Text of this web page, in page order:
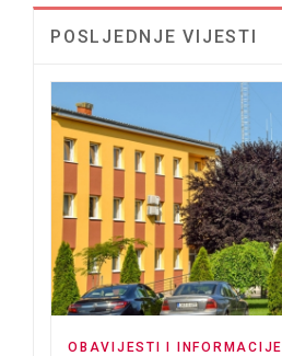
POSLJEDNJE VIJESTI
OBAVIJESTI I INFORMACIJE